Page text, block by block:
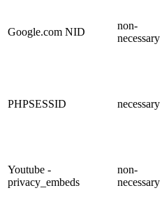
Google.com NID
non-
necessary
PHPSESSID necessary
Youtube -
privacy_embeds
non-
necessary